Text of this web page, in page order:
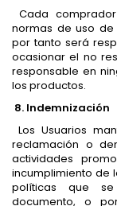
Cada
normas de uso
por tanto será
ocasionar el no
responsable en
los productos.
8. Indemnización
Los Usuarios
reclamación o
actividades
incumplimiento de
políticas que se
documento, o